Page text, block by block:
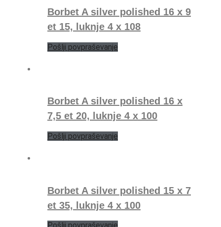
Borbet A silver polished 16 x 9
et 15, luknje 4 x 108
Pošlji povpraševanje
Borbet A silver polished 16 x
7,5 et 20, luknje 4 x 100
Pošlji povpraševanje
Borbet A silver polished 15 x 7
et 35, luknje 4 x 100